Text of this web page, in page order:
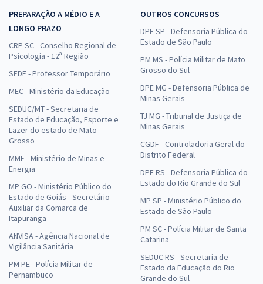
PREPARAÇÃO A MÉDIO E A
LONGO PRAZO
CRP SC - Conselho Regional de
Psicologia - 12ª Região
SEDF - Professor Temporário
MEC - Ministério da Educação
SEDUC/MT - Secretaria de
Estado de Educação, Esporte e
Lazer do estado de Mato
Grosso
MME - Ministério de Minas e
Energia
MP GO - Ministério Público do
Estado de Goiás - Secretário
Auxiliar da Comarca de
Itapuranga
ANVISA - Agência Nacional de
Vigilância Sanitária
PM PE - Polícia Militar de
Pernambuco
OUTROS CONCURSOS
DPE SP - Defensoria Pública do
Estado de São Paulo
PM MS - Polícia Militar de Mato
Grosso do Sul
DPE MG - Defensoria Pública de
Minas Gerais
TJ MG - Tribunal de Justiça de
Minas Gerais
CGDF - Controladoria Geral do
Distrito Federal
DPE RS - Defensoria Pública do
Estado do Rio Grande do Sul
MP SP - Ministério Público do
Estado de São Paulo
PM SC - Polícia Militar de Santa
Catarina
SEDUC RS - Secretaria de
Estado da Educação do Rio
Grande do Sul